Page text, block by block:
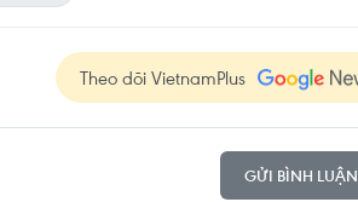
Theo dõi VietnamPlus
GỬI BÌNH LUẬN